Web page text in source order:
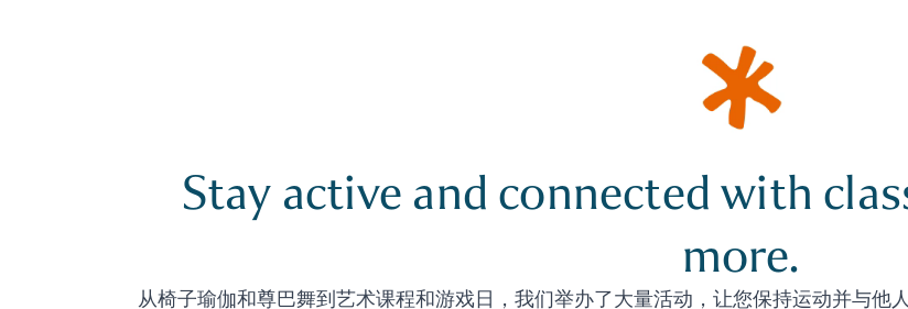
Stay active and connected with
more.
从椅子瑜伽和尊巴舞到艺术课程和游戏日，我们举办了大量活动，让您保持运动并与他